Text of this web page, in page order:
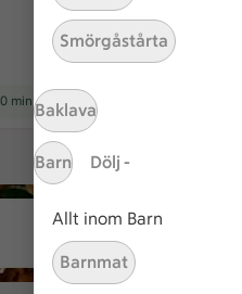
Smörgåstårta
Baklava
Barn Dölj -
Allt inom Barn
Barnmat
Under 30 min att tillaga
min Receptet har Medel svårighetsgrad
Medel